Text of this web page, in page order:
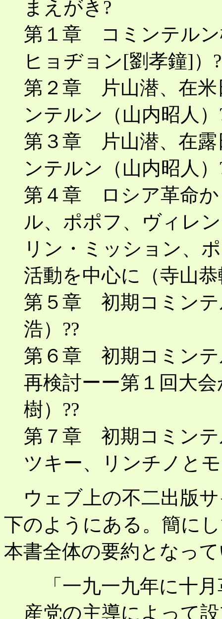
まえがき?
第１章 コミンテルン
ヒョヂョン[劉孝鐘]）?
第２章 片山潜、在米
ンテルン（山内昭人）
第３章 片山潜、在露
ンテルン（山内昭人）
第４章 ロシア革命か
ル、ポポフ、ヴィレ
リン・ミッション、
活動を中心に（寺山恭
第５章 初期コミンテ
浩）??
第６章 初期コミンテ
再検討ーー第１回大
樹）??
第７章 初期コミンテ
ツキー、リンチノと
ウェブ上の不二出版
下のようにある。簡に
本書全体の要約となっ
「一九一九年に十月
産党の主導によって